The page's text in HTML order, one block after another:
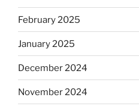
February 2025
January 2025
December 2024
November 2024